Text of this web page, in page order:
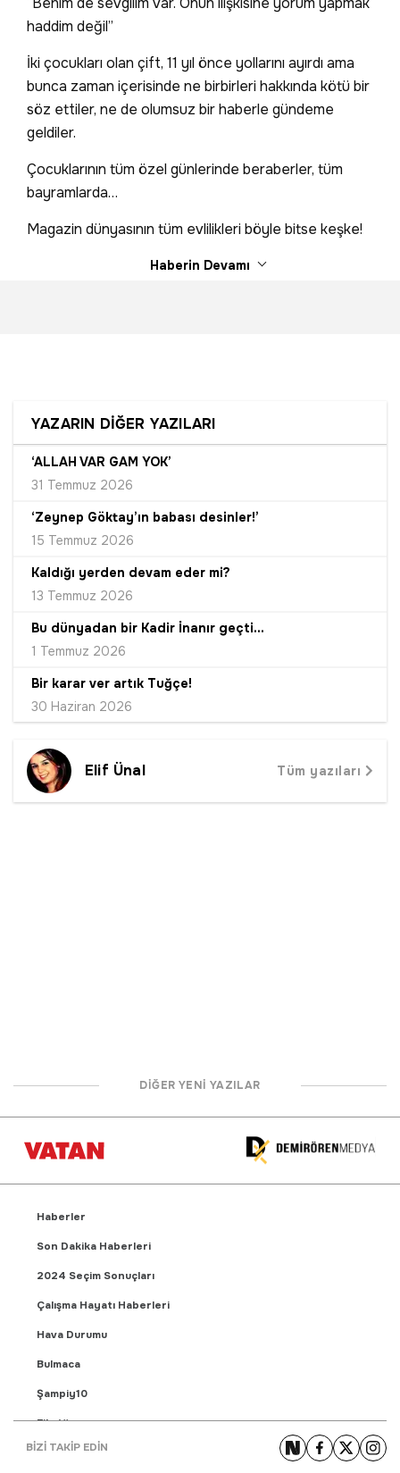
haddim değil”
İki çocukları olan çift, 11 yıl önce yollarını ayırdı ama
bunca zaman içerisinde ne birbirleri hakkında kötü bir
söz ettiler, ne de olumsuz bir haberle gündeme
geldiler.
Çocuklarının tüm özel günlerinde beraberler, tüm
bayramlarda…
Magazin dünyasının tüm evlilikleri böyle bitse keşke!
Haberin Devamı
YAZARIN DİĞER YAZILARI
‘ALLAH VAR GAM YOK’
31 Temmuz 2026
‘Zeynep Göktay’ın babası desinler!’
15 Temmuz 2026
Kaldığı yerden devam eder mi?
13 Temmuz 2026
Bu dünyadan bir Kadir İnanır geçti...
1 Temmuz 2026
Bir karar ver artık Tuğçe!
30 Haziran 2026
Elif Ünal Tüm yazıları
DİĞER YENİ YAZILAR
Haberler
Son Dakika Haberleri
2024 Seçim Sonuçları
Çalışma Hayatı Haberleri
Hava Durumu
Bulmaca
Şampiy10
Fikstür
Puan Durumu
BİZİ TAKİP EDİN